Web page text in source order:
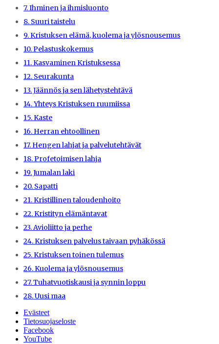
7. Ihminen ja ihmisluonto
8. Suuri taistelu
9. Kristuksen elämä, kuolema ja ylösnousemus
10. Pelastuskokemus
11. Kasvaminen Kristuksessa
12. Seurakunta
13. Jäännös ja sen lähetystehtävä
14. Yhteys Kristuksen ruumiissa
15. Kaste
16. Herran ehtoollinen
17. Hengen lahjat ja palvelutehtävät
18. Profetoimisen lahja
19. Jumalan laki
20. Sapatti
21. Kristillinen taloudenhoito
22. Kristityn elämäntavat
23. Avioliitto ja perhe
24. Kristuksen palvelus taivaan pyhäkössä
25. Kristuksen toinen tulemus
26. Kuolema ja ylösnousemus
27. Tuhatvuotiskausi ja synnin loppu
28. Uusi maa
Evästeet
Tietosuojaseloste
Facebook
YouTube